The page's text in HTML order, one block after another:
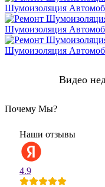
Шумоизоляция
Шумоизоляция
Шумоизоляция
Видео
Почему Мы?
Наши отзывы
4.9